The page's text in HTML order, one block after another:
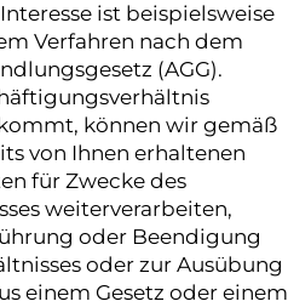
ist beispielsweise
Verfahren nach dem
(AGG).
können wir gemäß
von Ihnen erhaltenen
für Zwecke des
weiterverarbeiten,
oder Beendigung
oder zur Ausübung
einem Gesetz oder einem